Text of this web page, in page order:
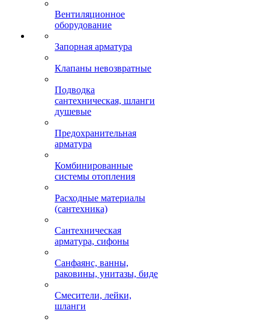
Вентиляционное
оборудование
Запорная арматура
Клапаны невозвратные
Подводка
сантехническая, шланги
душевые
Предохранительная
арматура
Комбинированные
системы отопления
Расходные материалы
(сантехника)
Сантехническая
арматура, сифоны
Санфаянс, ванны,
раковины, унитазы, биде
Смесители, лейки,
шланги